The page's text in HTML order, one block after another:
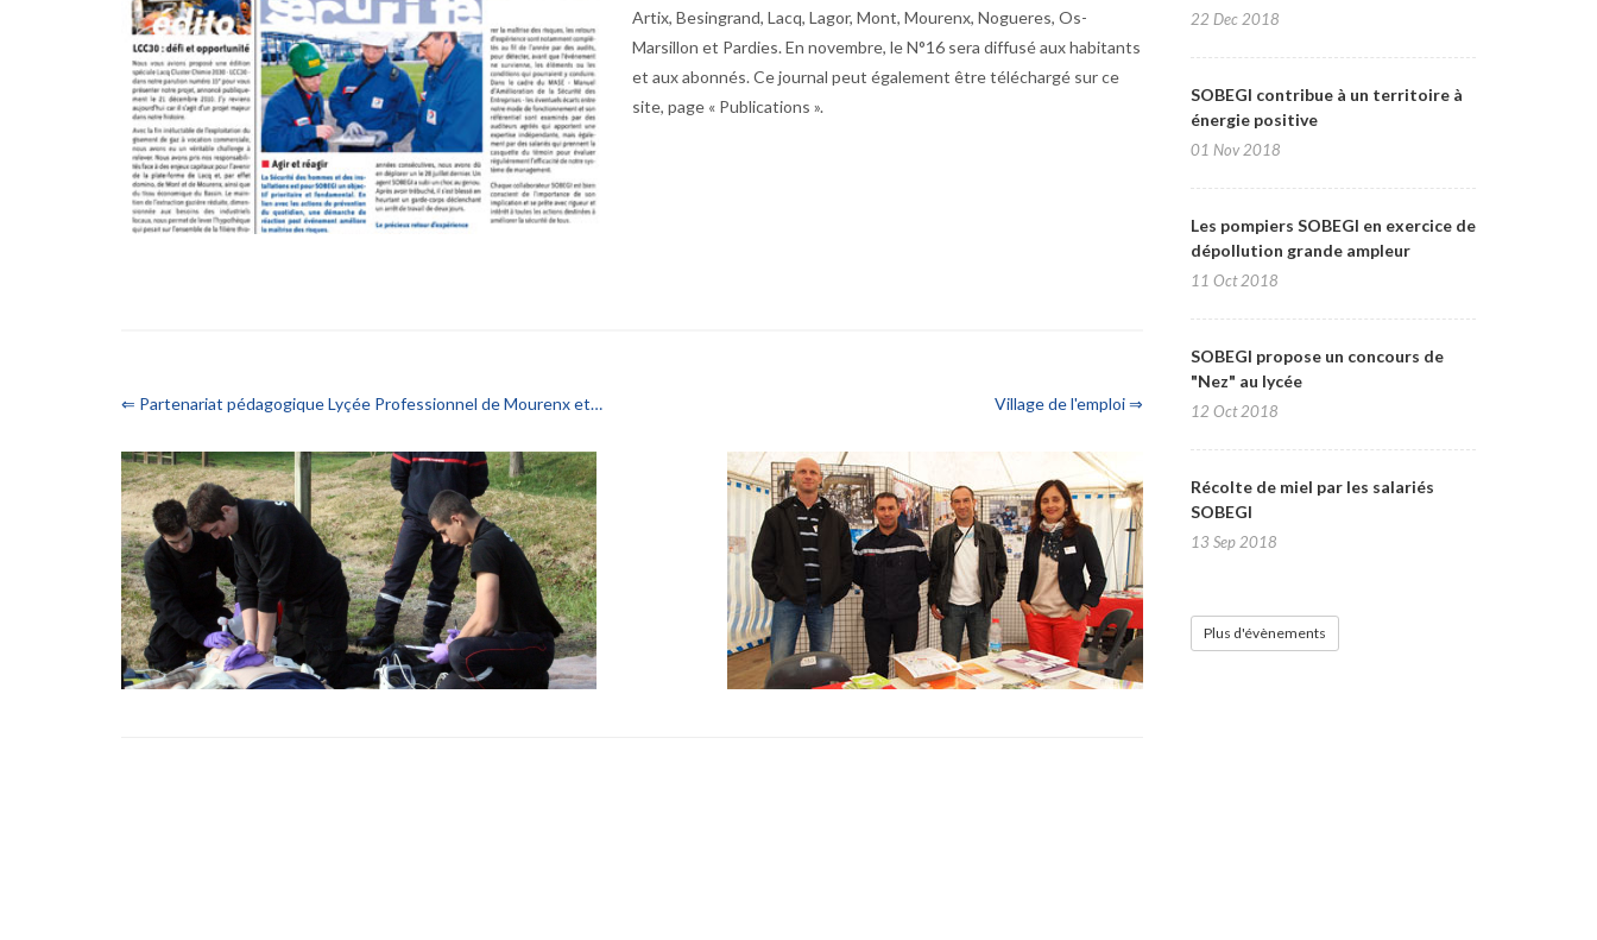
Artix, Besingrand, Lacq, Lagor, Mont, Mourenx, Nogueres, Os-
Marsillon et Pardies. En novembre, le N°16 sera diffusé aux habitants
et aux abonnés. Ce journal peut également être téléchargé sur ce
site, page « Publications ».
⇐ Partenariat pédagogique Lyçée Professionnel de Mourenx et… Village de l'emploi ⇒
22 Dec 2018
SOBEGI contribue à un territoire à
énergie positive
01 Nov 2018
Les pompiers SOBEGI en exercice de
dépollution grande ampleur
11 Oct 2018
SOBEGI propose un concours de
"Nez" au lycée
12 Oct 2018
Récolte de miel par les salariés
SOBEGI
13 Sep 2018
Plus d'évènements